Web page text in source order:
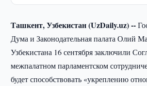
Ташкент, Узбекистан (UzDaily.uz) --
Дума и Законодательная палата Олий
Узбекистана 16 сентября заключили
межпалатном парламентском
будет способствовать «укреплению